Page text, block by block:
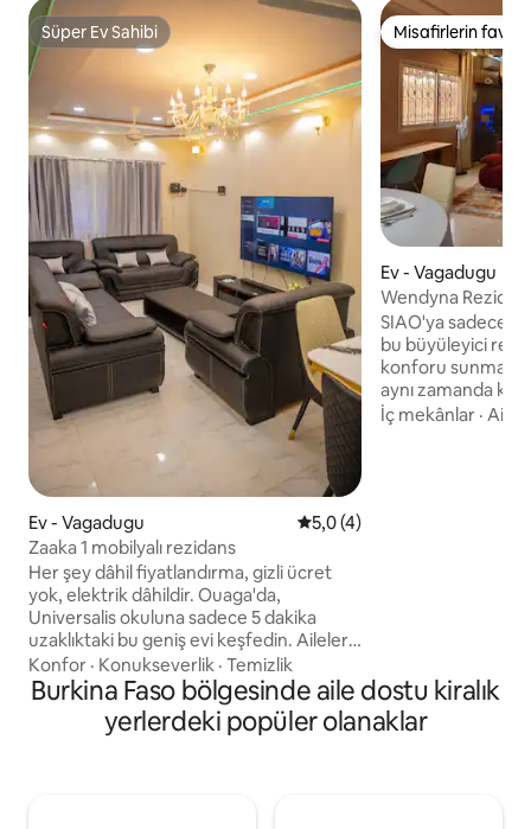
Süper Ev Sahibi
Süper Ev Sahibi
Ev - Vagadugu 5 üzerinden ortalama 5,0
5,0 (4)
Zaaka 1 mobilyalı rezidans
Her şey dâhil fiyatlandırma, gizli ücret
yok, elektrik dâhildir. Ouaga'da,
Universalis okuluna sadece 5 dakika
uzaklıktaki bu geniş evi keşfedin. Aileler,
arkadaşlar veya iş için seyahat edenler
için ideal olan bu evde üç konforlu yatak
odası, 75 inç TV'ye sahip bir oturma
odası, güzel manzaralı bir teras ve üç
Konfor · Konukseverlik · Temizlik
Misafirlerin
Misafirlerin
Ev - Vagadugu
Wendyna
SIAO'ya sadece 1
bu büyüleyici
konforu
aynı zamanda
odası, donanımlı
İç mekânlar ·Aile
Burkina Faso bölgesinde aile dostu kiralık
yerlerdeki popüler olanaklar